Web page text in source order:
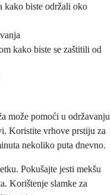
kako biste održali oko
kako biste se zaštitili od
može pomoći u održavanju
Koristite vrhove prstiju za
nekoliko puta dnevno.
Pokušajte jesti mekšu
Korištenje slamke za